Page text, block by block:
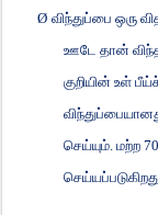
Ø விந்துப்பை ஒரு
ஊடே தான்
குறியின் உள்
செய்யும். மற்ற 70